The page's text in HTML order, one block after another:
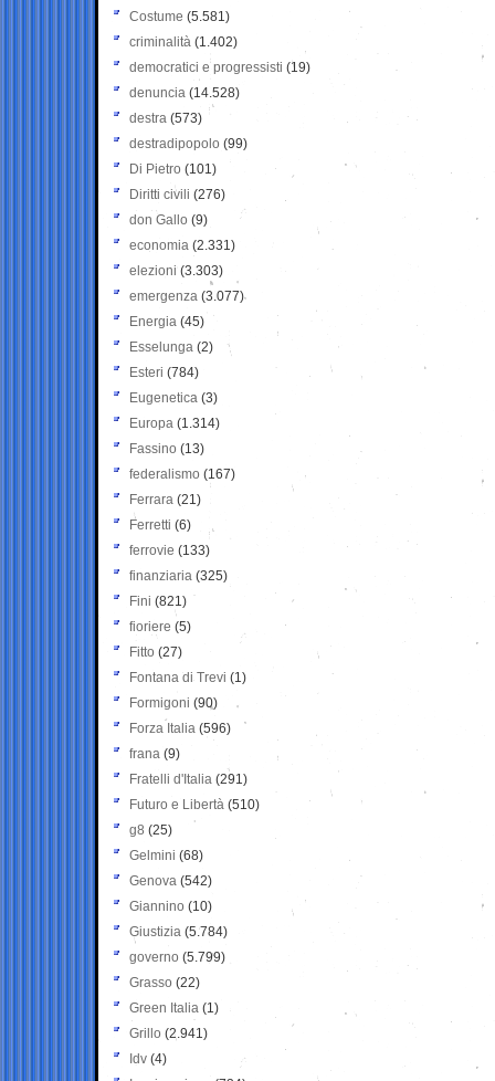
Costume (5.581)
criminalità (1.402)
democratici e progressisti (19)
denuncia (14.528)
destra (573)
destradipopolo (99)
Di Pietro (101)
Diritti civili (276)
don Gallo (9)
economia (2.331)
elezioni (3.303)
emergenza (3.077)
Energia (45)
Esselunga (2)
Esteri (784)
Eugenetica (3)
Europa (1.314)
Fassino (13)
federalismo (167)
Ferrara (21)
Ferretti (6)
ferrovie (133)
finanziaria (325)
Fini (821)
fioriere (5)
Fitto (27)
Fontana di Trevi (1)
Formigoni (90)
Forza Italia (596)
frana (9)
Fratelli d'Italia (291)
Futuro e Libertà (510)
g8 (25)
Gelmini (68)
Genova (542)
Giannino (10)
Giustizia (5.784)
governo (5.799)
Grasso (22)
Green Italia (1)
Grillo (2.941)
Idv (4)